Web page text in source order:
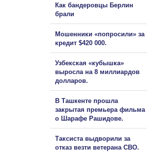
Как бандеровцы Берлин
брали
Мошенники «попросили» за
кредит $420 000.
Узбекская «кубышка»
выросла на 8 миллиардов
долларов.
В Ташкенте прошла
закрытая премьера фильма
о Шарафе Рашидове.
Таксиста выдворили за
отказ везти ветерана СВО.